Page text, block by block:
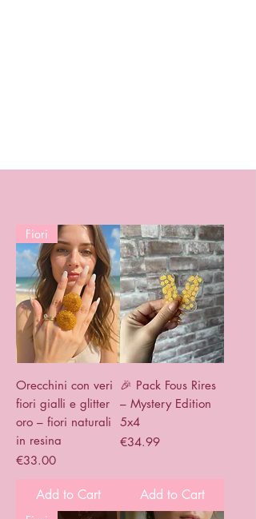
Fiori
Orecchini con veri
fiori gialli e glitter
oro – fiori naturali
in resina
Price
€33.00
Add to Cart
🎉 Pack Fous Rires
– Mystery Edition
5x4
Price
€34.99
Add to Cart